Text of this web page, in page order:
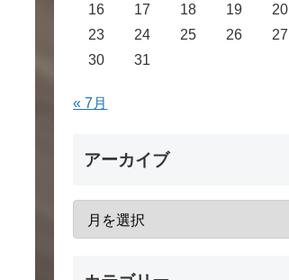
16
17 18 19 20
23
24 25 26 27
30
31
« 7月
アーカイブ